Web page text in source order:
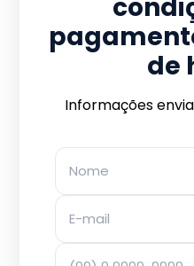
de
Informações